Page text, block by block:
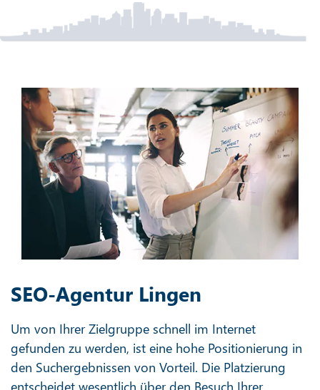
SEO-Agentur Lingen
Um von Ihrer Zielgruppe schnell im Internet
gefunden zu werden, ist eine hohe Positionierung in
den Suchergebnissen von Vorteil. Die Platzierung
entscheidet wesentlich über den Besuch Ihrer